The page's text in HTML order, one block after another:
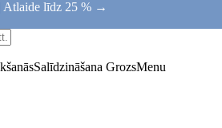
Atlaide līdz 25 % →
Salīdzināšana GrozsMenu